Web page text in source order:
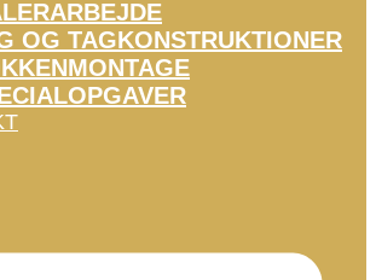
OG TAGKONSTRUKTIONER